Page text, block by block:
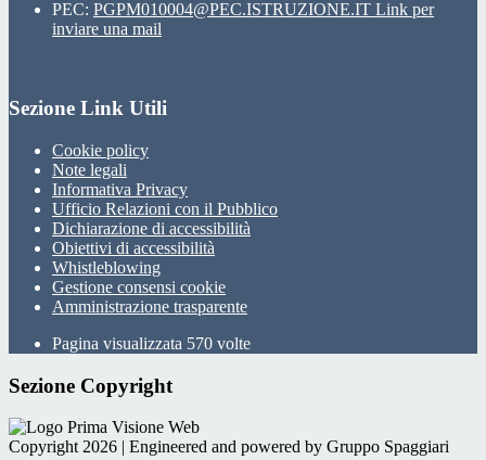
PEC: PGPM010004@PEC.ISTRUZIONE.IT Link per
inviare una mail
Sezione Link Utili
Cookie policy
Note legali
Informativa Privacy
Ufficio Relazioni con il Pubblico
Dichiarazione di accessibilità
Obiettivi di accessibilità
Whistleblowing
Gestione consensi cookie
Amministrazione trasparente
Pagina visualizzata 570 volte
Sezione Copyright
Copyright 2026 | Engineered and powered by Gruppo Spaggiari